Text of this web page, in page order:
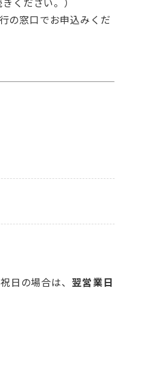
の窓口でお申込みくだ
日の場合は、 翌営業日